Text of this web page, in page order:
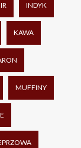
INDYK
KAWA
MUFFINY